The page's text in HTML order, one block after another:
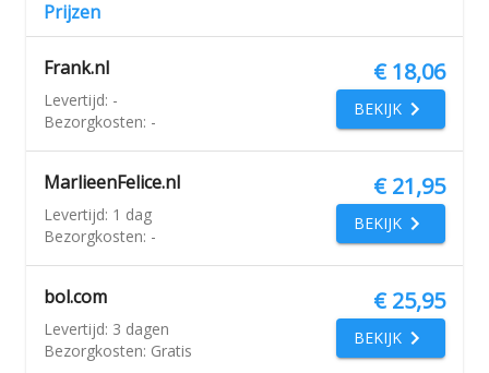
Prijzen
Frank.nl € 18,06
BEKIJK
Levertijd: -
Bezorgkosten: -
MarlieenFelice.nl € 21,95
BEKIJK
Levertijd: 1 dag
Bezorgkosten: -
bol.com € 25,95
BEKIJK
Levertijd: 3 dagen
Bezorgkosten: Gratis